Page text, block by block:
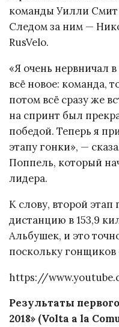
команды Уилли
Следом за ним —
RusVelo.
«Я очень нервничал
всё новое: команда,
потом всё сразу же
на спринт был
победой. Теперь я
этапу гонки», —
Поппель, который
лидера.
К слову, второй этап
дистанцию в 153,9
Альбушек, и это
поскольку
https://
Результаты
2018» (Volta a la